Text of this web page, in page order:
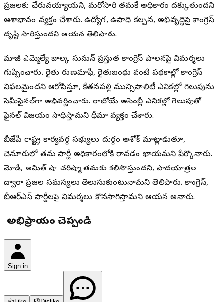
ప్రజలకు చేరువయ్యాయని, మరోసారి తమకే అధికారం దక్కుతుందని
ఆశాభావం వ్యక్తం చేశారు. ఉద్యోగ, ఉపాధి కల్పన, అభివృద్ధిపై కాంగ్రెస్
దృష్టి సారిస్తుందని ఆయన తెలిపారు.
మాజీ ఎమ్మెల్యే బాల్క సుమన్ ప్రస్తుత కాంగ్రెస్ పాలనపై విమర్శలు
గుప్పించారు. రైతు రుణమాఫీ, రైతుబంధు వంటి పథకాల్లో కాంగ్రెస్
విఫలమైందని ఆరోపిస్తూ, కేతనపల్లి మున్సిపాలిటీ ఎన్నికల్లో గెలుపును
సెమీఫైనల్‌గా అభివర్ణించారు. రాబోయే అసెంబ్లీ ఎన్నికల్లో గెలుపుతో
ఫైనల్ విజయం సాధిస్తామని ధీమా వ్యక్తం చేశారు.
బీజేపీ రాష్ట్ర కార్యవర్గ సభ్యులు దుర్గం అశోక్ మాట్లాడుతూ,
చెన్నూరులో తమ పార్టీ అధికారంలోకి రావడం ఖాయమని పేర్కొన్నారు.
మోడీ, అమిత్ షా చరిష్మా తమకు కలిసొస్తుందని, పాదయాత్రల
ద్వారా ప్రజల సమస్యలు తెలుసుకుంటున్నామని తెలిపారు. కాంగ్రెస్,
బీఆర్ఎస్ పార్టీలపై విమర్శలు కొనసాగిస్తామని ఆయన అన్నారు.
మీ అభిప్రాయం చెప్పండి
Sign in